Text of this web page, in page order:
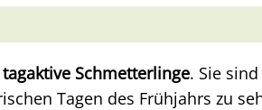
tagaktive Schmetterlinge. Sie
Tagen des Frühjahrs zu